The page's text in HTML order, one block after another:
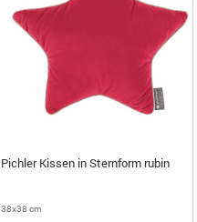
Pichler Kissen in Sternform rubin
38x38 cm